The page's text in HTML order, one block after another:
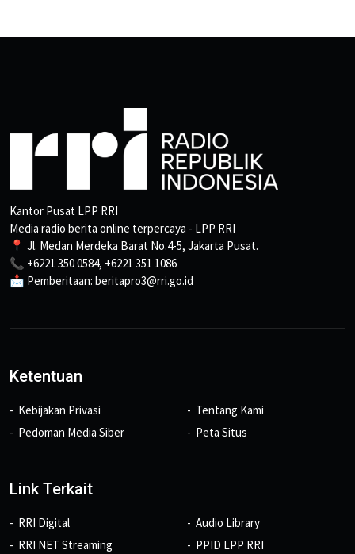
Kantor Pusat LPP RRI
Media radio berita online terpercaya - LPP RRI
📍 Jl. Medan Merdeka Barat No.4-5, Jakarta Pusat.
📞 +6221 350 0584, +6221 351 1086
📩 Pemberitaan: beritapro3@rri.go.id
Ketentuan
Kebijakan Privasi
Pedoman Media Siber
Tentang Kami
Peta Situs
Link Terkait
RRI Digital
RRI NET Streaming
Audio Library
PPID LPP RRI